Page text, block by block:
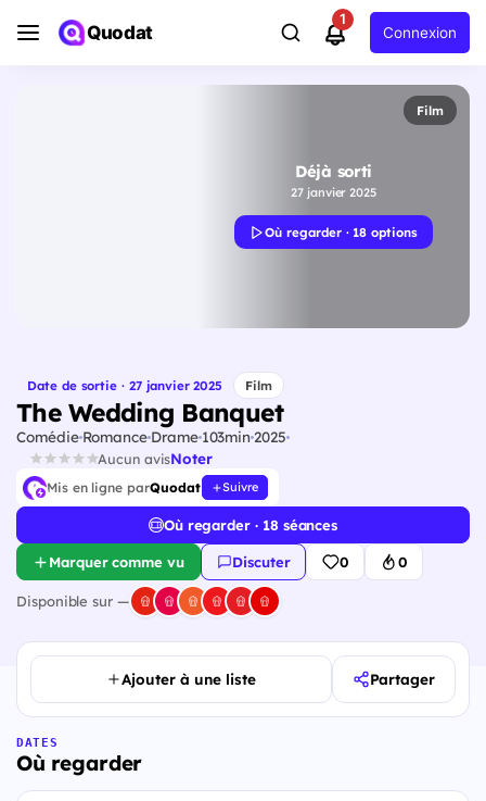
Quodat
1
Connexion
Film
Déjà sorti
27 janvier 2025
Où regarder · 18 options
Date de sortie · 27 janvier 2025 Film
The Wedding Banquet
ComédieRomance Drame103min 2025
Aucun avisNoter
Mis en ligne parQuodat Suivre
Où regarder · 18 séances
Marquer comme vu Discuter 0 0
Disponible sur —
Ajouter à une liste Partager
DATES
Où regarder